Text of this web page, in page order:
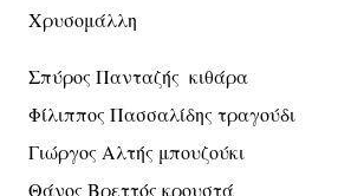
Χρυσομάλλη
Σπύρος Πανταζής κιθάρα
Φίλιππος Πασσαλίδης τραγούδι
Γιώργος Αλτής μπουζούκι
Θάνος Βρεττός κρουστά